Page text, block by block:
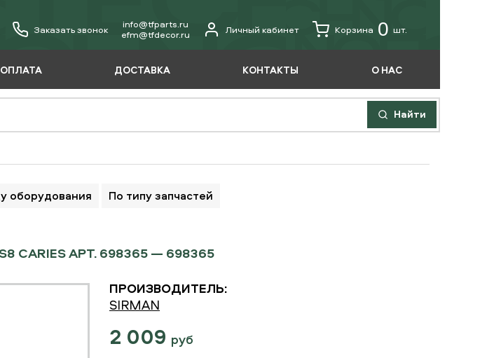
Заказать звонок
info@tfparts.ru
еfm@tfdecor.ru
Личный кабинет Корзина 0 шт.
ОПЛАТА ДОСТАВКА КОНТАКТЫ О НАС
Найти
оборудования По типу запчастей
АРТ. 698365 — 698365
ПРОИЗВОДИТЕЛЬ:
SIRMAN
2 009 руб